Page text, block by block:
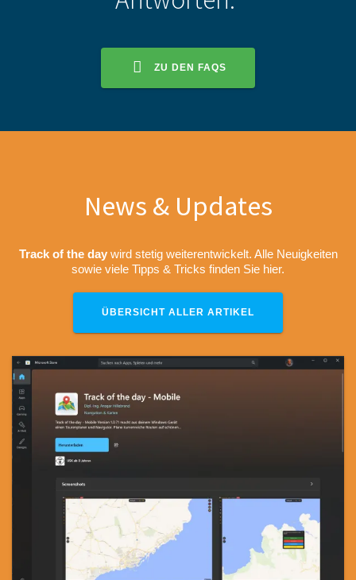
ZU DEN FAQS
News & Updates
Track of the day wird stetigweiterentwickelt. Alle Neuigkeiten
sowie viele Tipps & Tricks finden Sie hier.
ÜBERSICHT ALLER ARTIKEL